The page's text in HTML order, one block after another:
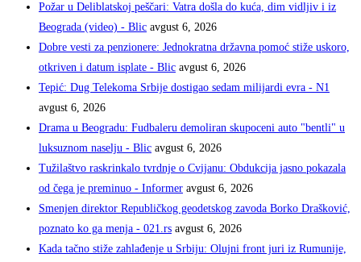
Požar u Deliblatskoj peščari: Vatra došla do kuća, dim vidljiv i iz
Beograda (video) - Blic avgust 6, 2026
Dobre vesti za penzionere: Jednokratna državna pomoć stiže uskoro,
otkriven i datum isplate - Blic avgust 6, 2026
Tepić: Dug Telekoma Srbije dostigao sedam milijardi evra - N1
avgust 6, 2026
Drama u Beogradu: Fudbaleru demoliran skupoceni auto "bentli" u
luksuznom naselju - Blic avgust 6, 2026
Tužilaštvo raskrinkalo tvrdnje o Cvijanu: Obdukcija jasno pokazala
od čega je preminuo - Informer avgust 6, 2026
Smenjen direktor Republičkog geodetskog zavoda Borko Drašković,
poznato ko ga menja - 021.rs avgust 6, 2026
Kada tačno stiže zahlađenje u Srbiju: Olujni front juri iz Rumunije,